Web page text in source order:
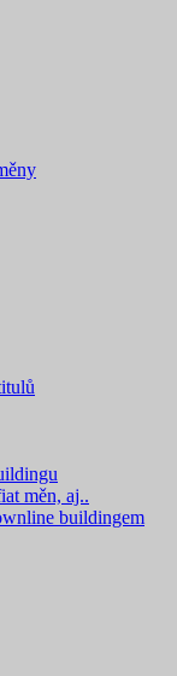
měn, aj..
buildingem